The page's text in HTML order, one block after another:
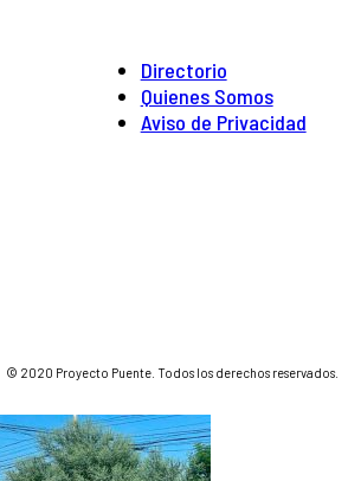
Directorio
Quienes Somos
Aviso de Privacidad
© 2020 Proyecto Puente. Todos los derechos reservados.